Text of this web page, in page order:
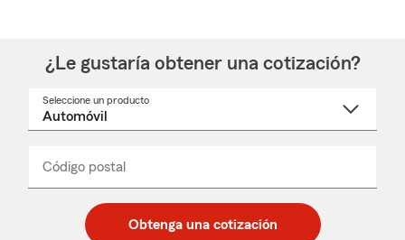
¿Le gustaría obtener una cotización?
Seleccione un producto
desplegable
Código postal
de
de
_____
Obtenga una cotización